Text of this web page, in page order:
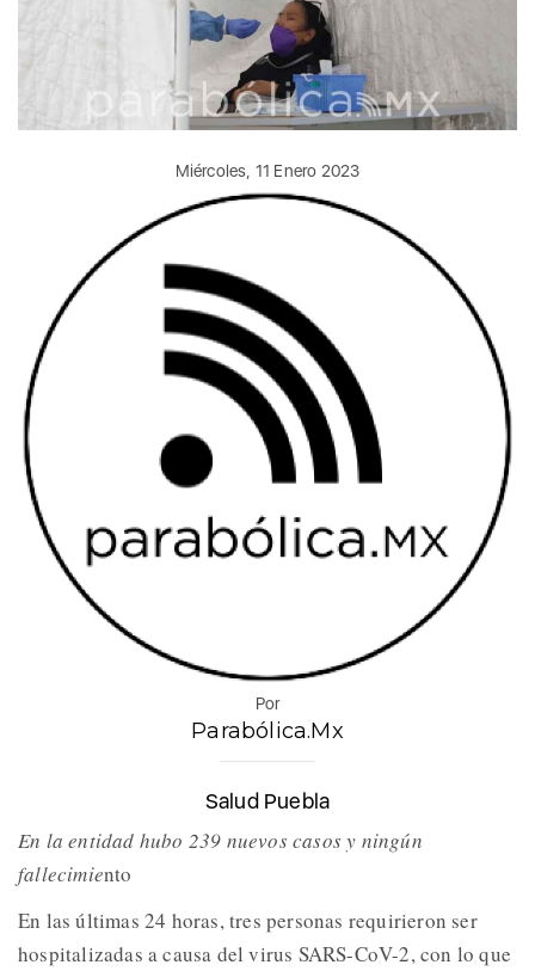
Miércoles, 11 Enero 2023
Por
Parabólica.Mx
Salud Puebla
En la entidad hubo 239 nuevos casos y ningún
fallecimiento
En las últimas 24 horas, tres personas requirieron ser
hospitalizadas a causa del virus SARS-CoV-2, con lo que